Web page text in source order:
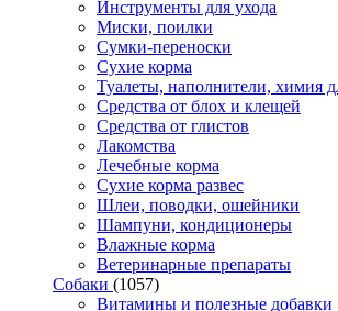
Инструменты для ухода
Миски, поилки
Сумки-переноски
Сухие корма
Туалеты, наполнители, химия
Средства от блох и клещей
Средства от глистов
Лакомства
Лечебные корма
Сухие корма развес
Шлеи, поводки, ошейники
Шампуни, кондиционеры
Влажные корма
Ветеринарные препараты
Собаки (1057)
Витамины и полезные добавки